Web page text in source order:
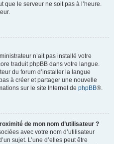
que le serveur ne soit pas à l’heure.
n’ait pas installé votre
traduit phpBB dans votre langue.
du forum d’installer la langue
à créer et partager une nouvelle
sur le site Internet de phpBB®.
de mon nom d’utilisateur ?
avec votre nom d’utilisateur
sujet. L’une d’elles peut être